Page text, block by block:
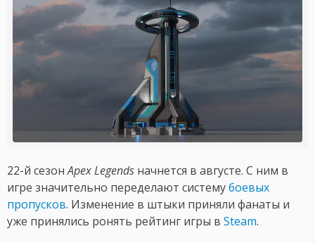
22-й сезонApex Legends начнется в августе. С ним в
игре значительно переделают системубоевых
пропусков. Изменение в штыки приняли фанаты и
уже принялись ронять рейтинг игры в Steam.